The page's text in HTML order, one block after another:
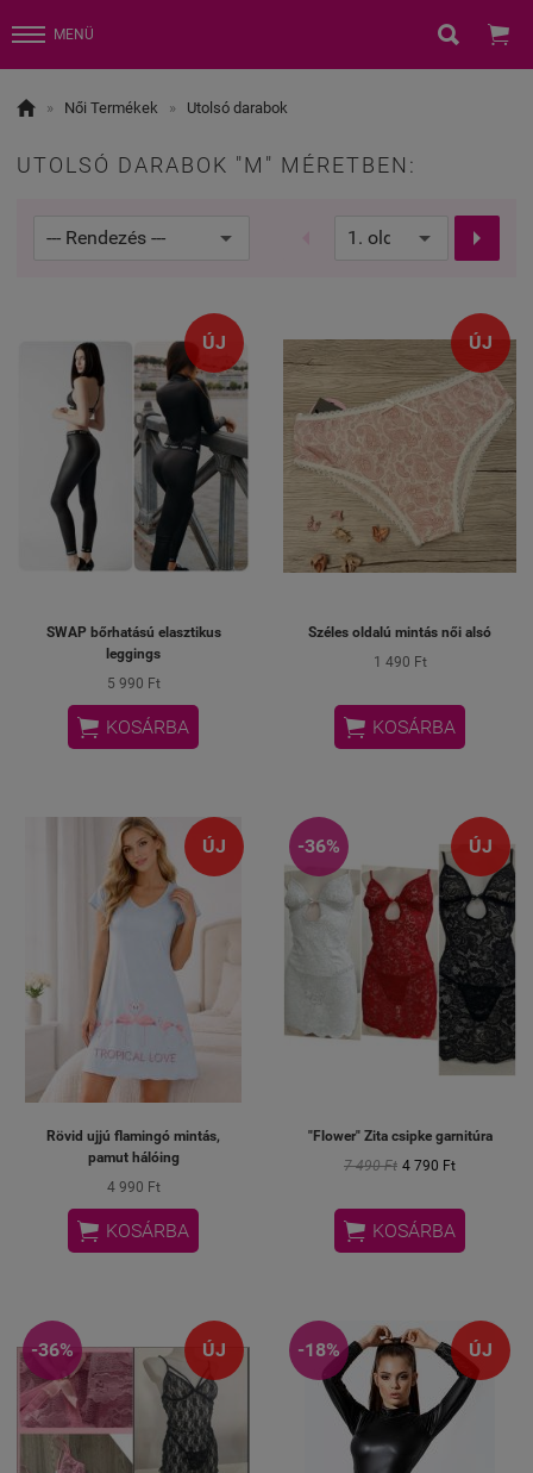
MENÜ  
 » Női Termékek » Utolsó darabok
UTOLSÓ DARABOK "M" MÉRETBEN:

ÚJ
SWAP bőrhatású elasztikus
leggings
5 990 Ft
 KOSÁRBA
ÚJ
Széles oldalú mintás női alsó
1 490 Ft
 KOSÁRBA
ÚJ
Rövid ujjú flamingó mintás,
pamut hálóing
4 990 Ft
 KOSÁRBA
ÚJ
-36%
"Flower" Zita csipke garnitúra
7 490 Ft 4 790 Ft
 KOSÁRBA
ÚJ
-36% ÚJ
-18%